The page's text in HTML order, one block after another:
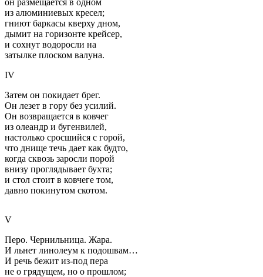
из алюминиевых кресел;
гниют баркасы кверху дном,
дымит на горизонте крейсер,
и сохнут водоросли на
затылке плоском валуна.
IV
Затем он покидает брег.
Он лезет в гору без усилий.
Он возвращается в ковчег
из олеандр и бугенвилей,
настолько сросшийся с горой,
что днище течь дает как будто,
когда сквозь заросли порой
внизу проглядывает бухта;
и стол стоит в ковчеге том,
давно покинутом скотом.
V
Перо. Чернильница. Жара.
И льнет линолеум к подошвам…
И речь бежит из-под пера
не о грядущем, но о прошлом;